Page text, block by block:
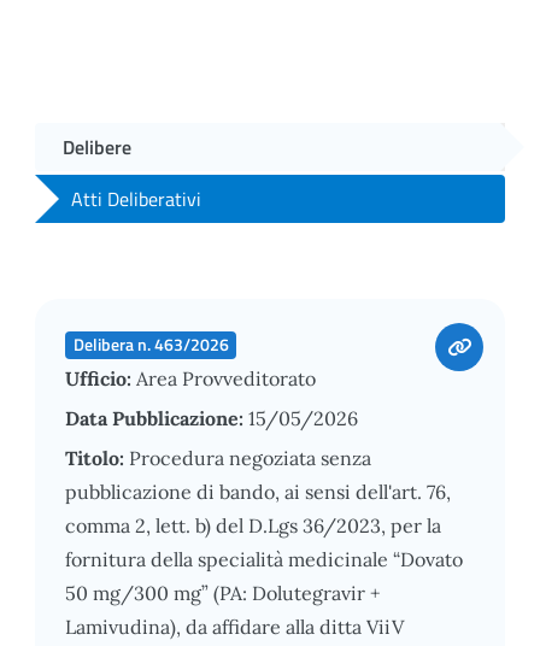
Delibere
Atti Deliberativi
Delibera n. 463/2026
Ufficio: Area Provveditorato
Data Pubblicazione: 15/05/2026
Titolo: Procedura negoziata senza
pubblicazione di bando, ai sensi dell'art. 76,
comma 2, lett. b) del D.Lgs 36/2023, per la
fornitura della specialità medicinale “Dovato
50 mg/300 mg” (PA: Dolutegravir +
Lamivudina), da affidare alla ditta ViiV